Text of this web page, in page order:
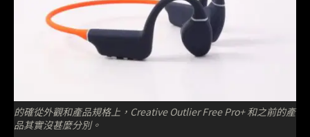
的確從外觀和產品規格上，Creative Outlier Free Pro+ 和之前的產
品其實沒甚麼分別。